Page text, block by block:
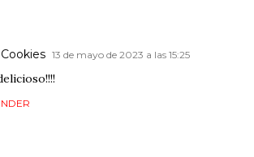
13 de mayo de 2023 a las 15:25